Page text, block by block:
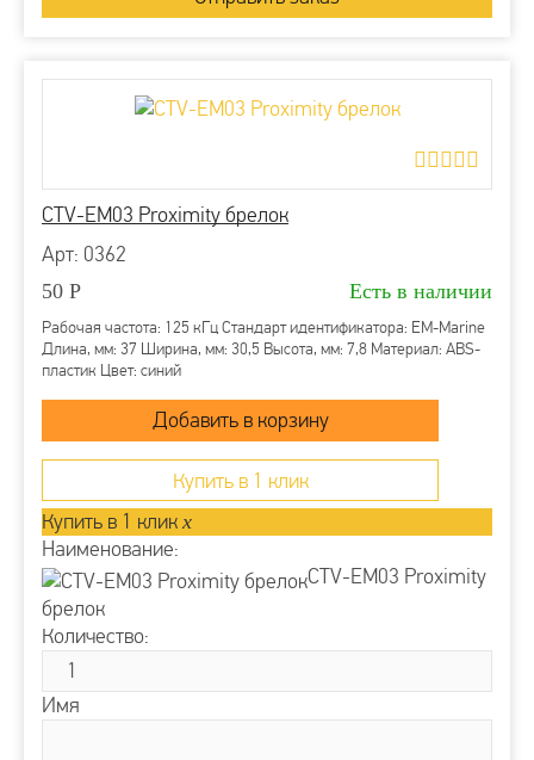
CTV-EM03 Proximity брелок
Арт: 0362
50 Р Есть в наличии
Рабочая частота: 125 кГц Стандарт идентификатора: EM-Marine
Длина, мм: 37 Ширина, мм: 30,5 Высота, мм: 7,8 Материал: ABS-
пластик Цвет: синий
Купить в 1 клик
Купить в 1 клик x
Наименование:
CTV-EM03 Proximity
брелок
Количество:
Имя